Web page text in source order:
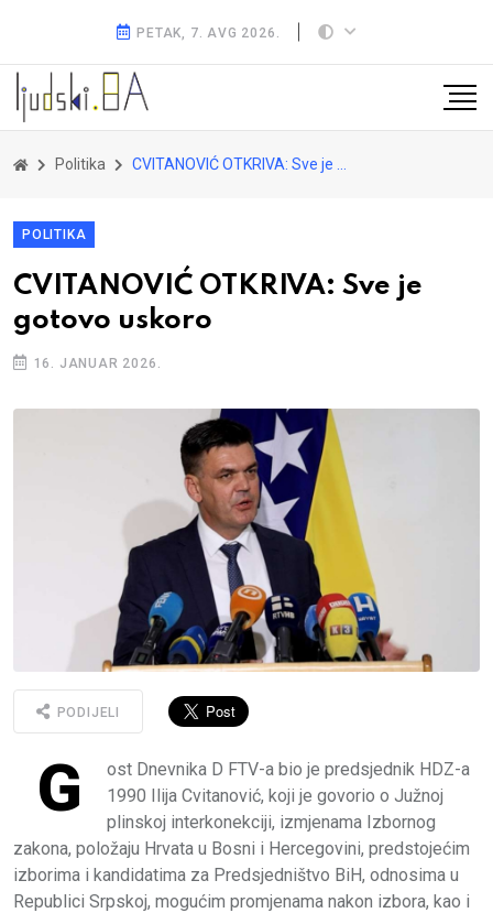
PETAK, 7. AVG 2026.
Politika CVITANOVIĆ OTKRIVA: Sve je gotovo uskoro
POLITIKA
CVITANOVIĆ OTKRIVA: Sve je
gotovo uskoro
16. JANUAR 2026.
PODIJELI
G
ost Dnevnika D FTV-a bio je predsjednik HDZ-a
1990 Ilija Cvitanović, koji je govorio o Južnoj
plinskoj interkonekciji, izmjenama Izbornog
zakona, položaju Hrvata u Bosni i Hercegovini, predstojećim
izborima i kandidatima za Predsjedništvo BiH, odnosima u
Republici Srpskoj, mogućim promjenama nakon izbora, kao i